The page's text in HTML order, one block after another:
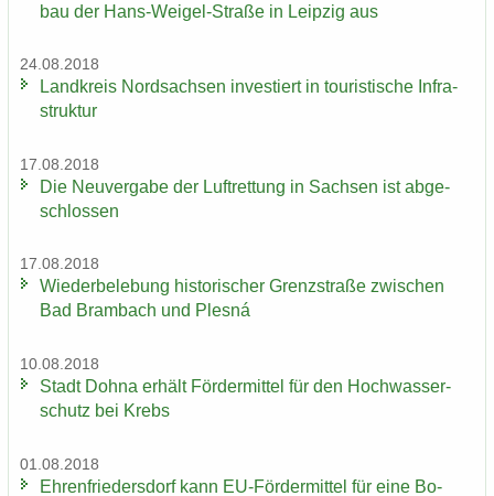
bau der Hans-​Weigel-Straße in Leip­zig aus
24.08.2018
Land­kreis Nord­sach­sen in­ves­tiert in tou­ris­ti­sche In­fra­
struk­tur
17.08.2018
Die Neu­ver­ga­be der Luft­ret­tung in Sach­sen ist ab­ge­
schlos­sen
17.08.2018
Wie­der­be­le­bung his­to­ri­scher Grenz­stra­ße zwi­schen
Bad Brambach und Plesná
10.08.2018
Stadt Dohna er­hält För­der­mit­tel für den Hoch­was­ser­
schutz bei Krebs
01.08.2018
Eh­ren­frie­ders­dorf kann EU-​Fördermittel für eine Bo­